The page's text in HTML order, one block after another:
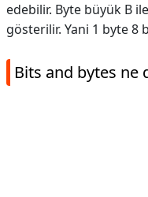
edebilir. Byte büyük B
gösterilir. Yani 1 byte 8
Bits and bytes ne